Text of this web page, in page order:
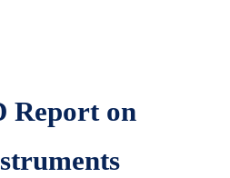
Report on